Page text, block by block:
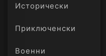
Исторически
Приключенски
Военни